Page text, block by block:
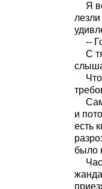
Я
--
С
и
есть
было